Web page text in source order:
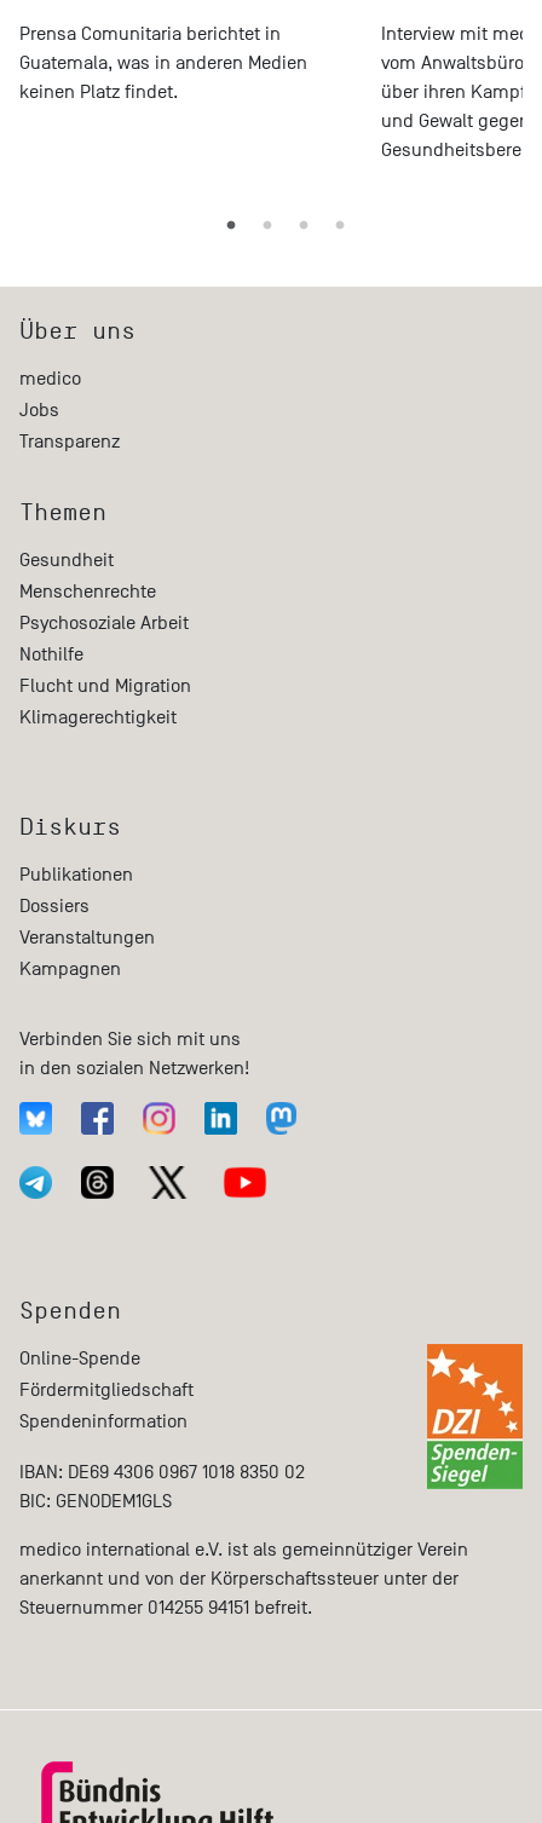
Prensa Comunitaria berichtet in
Guatemala, was in anderen Medien
keinen Platz findet.
Interview mit
vom Anwaltsbüro
über ihren Kampf
und Gewalt
Über uns
medico
Jobs
Transparenz
Themen
Gesundheit
Menschenrechte
Psychosoziale Arbeit
Nothilfe
Flucht und Migration
Klimagerechtigkeit
Diskurs
Publikationen
Dossiers
Veranstaltungen
Kampagnen
Verbinden Sie sich mit uns
in den sozialen Netzwerken!
Spenden
Online-Spende
Fördermitgliedschaft
Spendeninformation
IBAN: DE69 4306 0967 1018 8350 02
BIC: GENODEM1GLS
medico international e.V. ist als gemeinnütziger Verein
anerkannt und von der Körperschaftssteuer unter der
Steuernummer 014255 94151 befreit.